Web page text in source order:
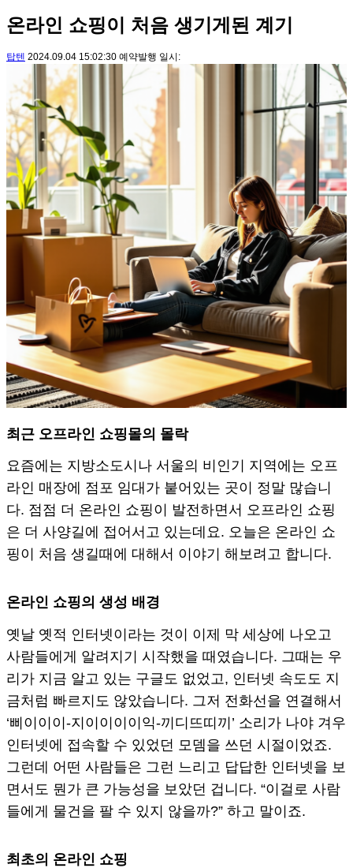
온라인 쇼핑이 처음 생기게된 계기
탑텐 2024.09.04 15:02:30 예약발행 일시:
최근 오프라인 쇼핑몰의 몰락
요즘에는 지방소도시나 서울의 비인기 지역에는 오프
라인 매장에 점포 임대가 붙어있는 곳이 정말 많습니
다. 점점 더 온라인 쇼핑이 발전하면서 오프라인 쇼핑
은 더 사양길에 접어서고 있는데요. 오늘은 온라인 쇼
핑이 처음 생길때에 대해서 이야기 해보려고 합니다.
온라인 쇼핑의 생성 배경
옛날 옛적 인터넷이라는 것이 이제 막 세상에 나오고
사람들에게 알려지기 시작했을 때였습니다. 그때는 우
리가 지금 알고 있는 구글도 없었고, 인터넷 속도도 지
금처럼 빠르지도 않았습니다. 그저 전화선을 연결해서
‘삐이이이-지이이이이익-끼디뜨띠끼’ 소리가 나야 겨우
인터넷에 접속할 수 있었던 모뎀을 쓰던 시절이었죠.
그런데 어떤 사람들은 그런 느리고 답답한 인터넷을 보
면서도 뭔가 큰 가능성을 보았던 겁니다. “이걸로 사람
들에게 물건을 팔 수 있지 않을까?” 하고 말이죠.
최초의 온라인 쇼핑